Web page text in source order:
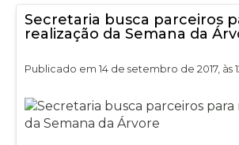
Secretaria busca parceiros
realização da Semana da
Publicado em 14 de setembro de 2017, às